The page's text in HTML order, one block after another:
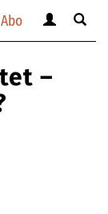
Abo
anzeigen
verbergen
Suche
–